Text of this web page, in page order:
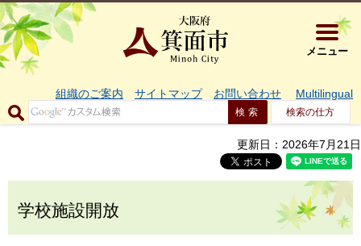
大阪府箕
メニュー
組織のご案内 サイトマップ お問い合わせ Multilingual
検索の仕方
更新日：2026年7月21日
学校施設開放